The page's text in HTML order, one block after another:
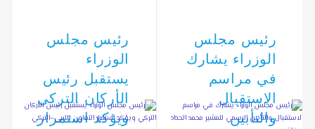
رئيس مجلس
الوزراء يشارك
في مراسم
الاستقبال
والتأبين
رئيس مجلس
الوزراء
يستقبل رئيس
الأركان التركي
ويؤكد استمرار